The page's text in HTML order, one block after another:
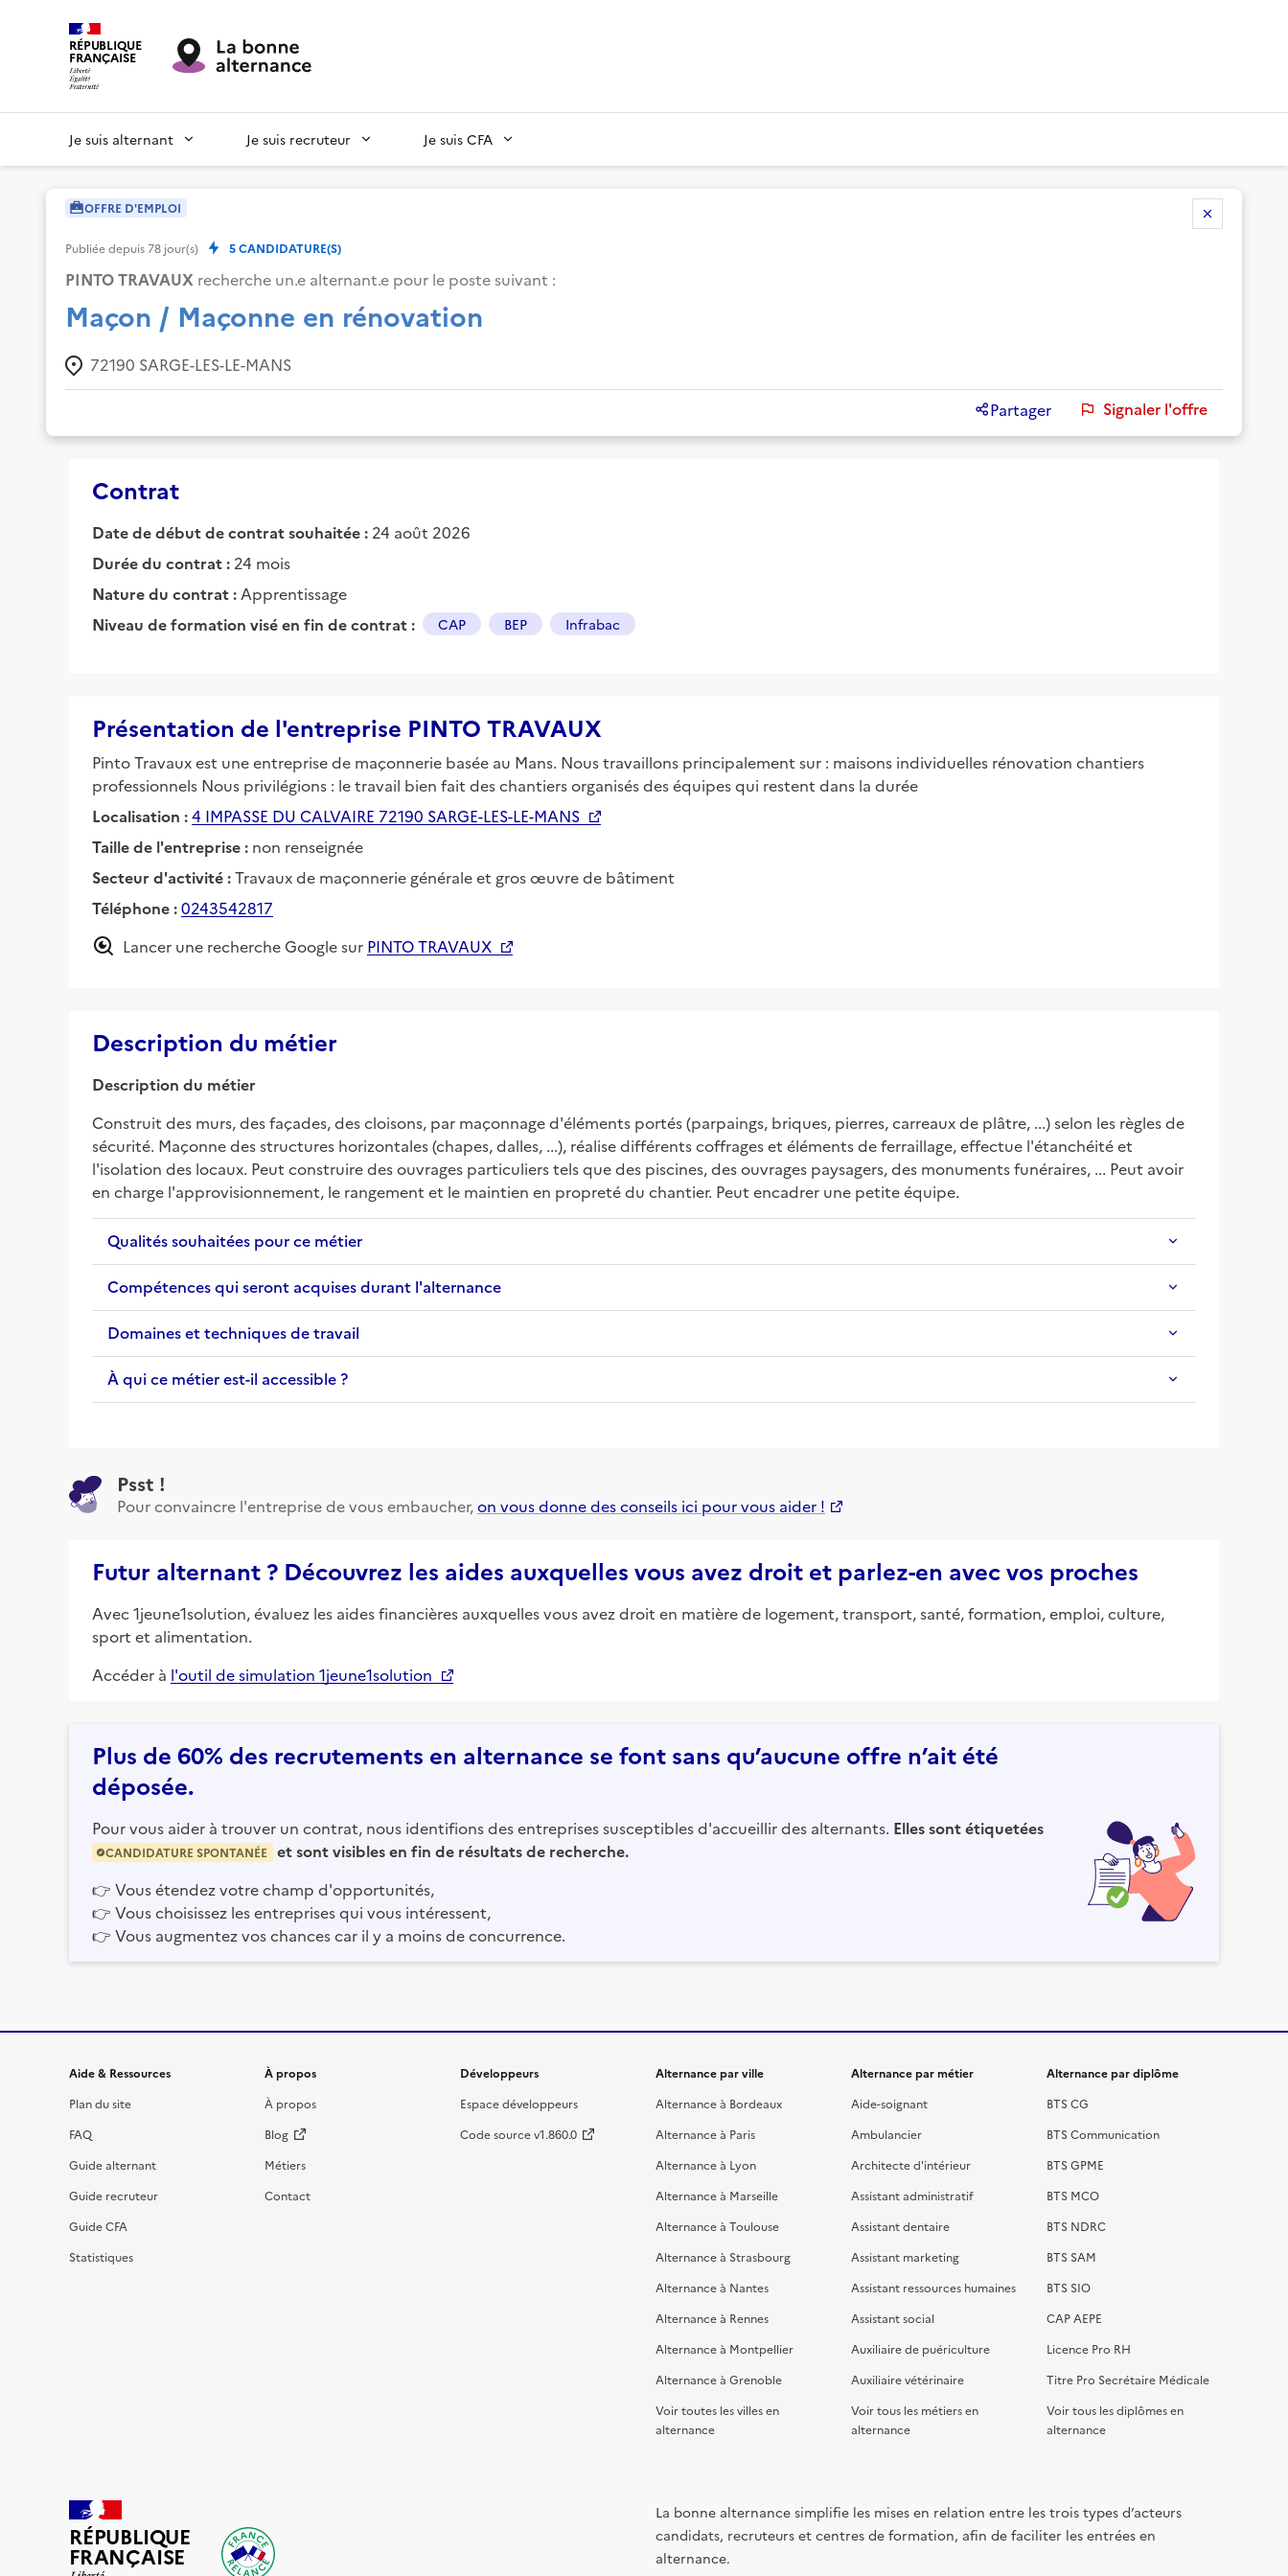
RÉPUBLIQUE
FRANÇAISE
Je suis alternant Je suis recruteur Je suis CFA
OFFRE D'EMPLOI
Publiée depuis78 jour(s) 5CANDIDATURE(S)
PINTO TRAVAUX recherche un.e alternant.e pour le poste suivant :
Maçon / Maçonne en rénovation
72190 SARGE-LES-LE-MANS
Partager Signaler l'offre
Contrat
Date de début de contrat souhaitée : 24 août 2026
Durée du contrat : 24 mois
Nature du contrat : Apprentissage
Niveau de formation visé en fin de contrat :
CAP BEP Infrabac
Présentation de l'entreprise PINTO TRAVAUX
Pinto Travaux est une entreprise de maçonnerie basée au Mans. Nous travaillons principalement sur : maisons individuelles rénovation chantiers
professionnels Nous privilégions : le travail bien fait des chantiers organisés des équipes qui restent dans la durée
Localisation :4 IMPASSE DU CALVAIRE 72190 SARGE-LES-LE-MANS
Taille de l'entreprise : non renseignée
Secteur d'activité :Travaux de maçonnerie générale et gros œuvre de bâtiment
Téléphone :0243542817
Lancer une recherche Google sur PINTO TRAVAUX
Description du métier
Description du métier
Construit des murs, des façades, des cloisons, par maçonnage d'éléments portés (parpaings, briques, pierres, carreaux de plâtre, ...) selon les règles de
sécurité. Maçonne des structures horizontales (chapes, dalles, ...), réalise différents coffrages et éléments de ferraillage, effectue l'étanchéité et
l'isolation des locaux. Peut construire des ouvrages particuliers tels que des piscines, des ouvrages paysagers, des monuments funéraires, ... Peut avoir
en charge l'approvisionnement, le rangement et le maintien en propreté du chantier. Peut encadrer une petite équipe.
Qualités souhaitées pour ce métier
Compétences qui seront acquises durant l'alternance
Domaines et techniques de travail
À qui ce métier est-il accessible ?
Psst !
Pour convaincre l'entreprise de vous embaucher,on vous donne des conseils ici pour vous aider !
Futur alternant ? Découvrez les aides auxquelles vous avez droit et parlez-en avec vos proches
Avec 1jeune1solution, évaluez les aides financières auxquelles vous avez droit en matière de logement, transport, santé, formation, emploi, culture,
sport et alimentation.
Accéder à l'outil de simulation 1jeune1solution
Plus de 60% des recrutements en alternance se font sans qu’aucune offre n’ait été
déposée.
Pour vous aider à trouver un contrat, nous identifions des entreprises susceptibles d'accueillir des alternants. Elles sont étiquetées
CANDIDATURE SPONTANÉE
et sont visibles en fin de résultats de recherche.
👉 Vous étendez votre champ d'opportunités,
👉 Vous choisissez les entreprises qui vous intéressent,
👉 Vous augmentez vos chances car il y a moins de concurrence.
Informations et liens du site
Aide & Ressources
Plan du site
FAQ
Guide alternant
Guide recruteur
Guide CFA
Statistiques
À propos
À propos
Blog
Métiers
Contact
Développeurs
Espace développeurs
Code source v1.860.0
Alternance par ville
Alternance à Bordeaux
Alternance à Paris
Alternance à Lyon
Alternance à Marseille
Alternance à Toulouse
Alternance à Strasbourg
Alternance à Nantes
Alternance à Rennes
Alternance à Montpellier
Alternance à Grenoble
Voir toutes les villes en
alternance
Alternance par métier
Aide-soignant
Ambulancier
Architecte d'intérieur
Assistant administratif
Assistant dentaire
Assistant marketing
Assistant ressources humaines
Assistant social
Auxiliaire de puériculture
Auxiliaire vétérinaire
Voir tous les métiers en
alternance
Alternance par diplôme
BTS CG
BTS Communication
BTS GPME
BTS MCO
BTS NDRC
BTS SAM
BTS SIO
CAP AEPE
Licence Pro RH
Titre Pro Secrétaire Médicale
Voir tous les diplômes en
alternance
RÉPUBLIQUE
FRANÇAISE
La bonne alternance simplifie les mises en relation entre les trois types d’acteurs
candidats, recruteurs et centres de formation, afin de faciliter les entrées en
alternance.